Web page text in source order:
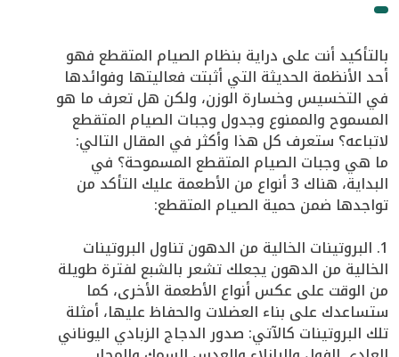
بالتأكيد أنت على دراية بنظام الصيام المتقطع فهو
أحد الأنظمة الحديثة التي أثبتت فعاليتها وفوائدها
في التخسيس وخسارة الوزن، ولكن هل تعرف ما هو
المسموح والممنوع وجدول وجبات الصيام المتقطع
لاتباعه؟ ستعرف كل هذا وأكثر في المقال التالي:
ما هي وجبات الصيام المتقطع المسموحة؟ في
البداية، هناك 3 أنواع من الأطعمة عليك التأكد من
تواجدها ضمن حمية الصيام المتقطع:
1. البروتينات الخالية من الدهون تناول البروتينات
الخالية من الدهون يجعلك تشعر بالشبع لفترة طويلة
من الوقت على عكس أنواع الأطعمة الأخرى، كما
ستساعدك على بناء العضلات والحفاظ عليها، أمثلة
تلك البروتينات كالآتي: صدور الدجاج الزبادي اليوناني